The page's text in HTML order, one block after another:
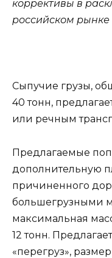
коррективы в
российском рынке
Сыпучие грузы,
40 тонн,
или речным
Предлагаемые
дополнительную
причиненного
большегрузными
максимальная
12 тонн.
«перегруз»,